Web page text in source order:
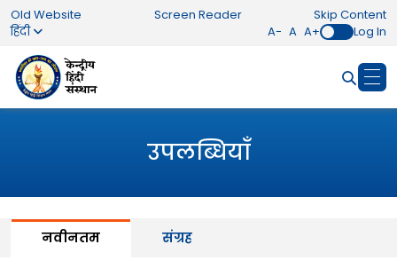
Old Website Screen Reader
Skip Content
हिंदी
A- A A+ Log In
उपलब्धियाँ
नवीनतम संग्रह